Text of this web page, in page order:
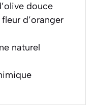
douce
d’oranger
naturel